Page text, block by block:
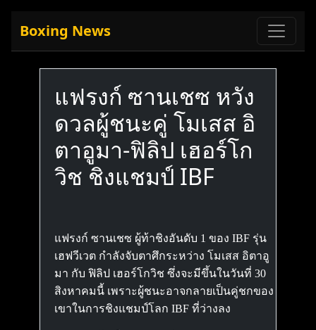
Boxing News
แฟรงก์ ซานเชซ หวัง
ดวลผู้ชนะคู่ โมเสส อิ
ตาอูมา-ฟิลิป เฮอร์โก
วิช ชิงแชมป์ IBF
แฟรงก์ ซานเชซ ผู้ท้าชิงอันดับ 1 ของ IBF รุ่น
เฮฟวีเวต กำลังจับตาศึกระหว่าง โมเสส อิตาอู
มา กับ ฟิลิป เฮอร์โกวิช ซึ่งจะมีขึ้นในวันที่ 30
สิงหาคมนี้ เพราะผู้ชนะอาจกลายเป็นคู่ชกของ
เขาในการชิงแชมป์โลก IBF ที่ว่างลง